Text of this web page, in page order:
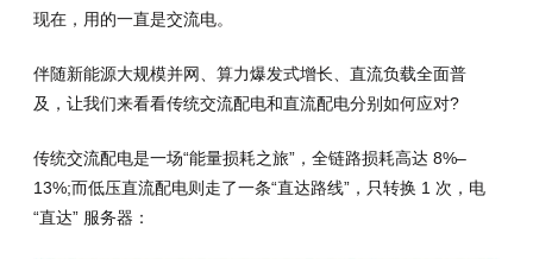
现在，用的一直是交流电。
伴随新能源大规模并网、算力爆发式增长、直流负载全面普
及，让我们来看看传统交流配电和直流配电分别如何应对?
传统交流配电是一场“能量损耗之旅”，全链路损耗高达 8%–
13%;而低压直流配电则走了一条“直达路线”，只转换 1 次，电
“直达” 服务器：